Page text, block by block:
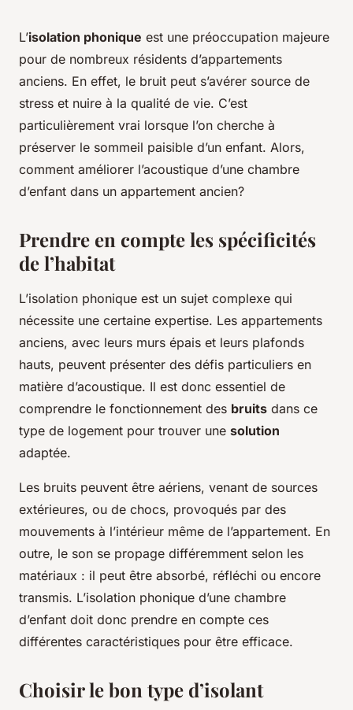
L’isolation phonique est une préoccupation majeure
pour de nombreux résidents d’appartements
anciens. En effet, le bruit peut s’avérer source de
stress et nuire à la qualité de vie. C’est
particulièrement vrai lorsque l’on cherche à
préserver le sommeil paisible d’un enfant. Alors,
comment améliorer l’acoustique d’une chambre
d’enfant dans un appartement ancien?
Prendre en compte les spécificités
de l’habitat
L’isolation phonique est un sujet complexe qui
nécessite une certaine expertise. Les appartements
anciens, avec leurs murs épais et leurs plafonds
hauts, peuvent présenter des défis particuliers en
matière d’acoustique. Il est donc essentiel de
comprendre le fonctionnement des bruits dans ce
type de logement pour trouver une solution
adaptée.
Les bruits peuvent être aériens, venant de sources
extérieures, ou de chocs, provoqués par des
mouvements à l’intérieur même de l’appartement. En
outre, le son se propage différemment selon les
matériaux : il peut être absorbé, réfléchi ou encore
transmis. L’isolation phonique d’une chambre
d’enfant doit donc prendre en compte ces
différentes caractéristiques pour être efficace.
Choisir le bon type d’isolant